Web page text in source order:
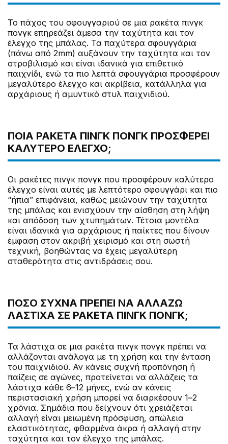
Το πάχος του σφουγγαριού σε μια ρακέτα πινγκ
πονγκ επηρεάζει άμεσα την ταχύτητα και τον
έλεγχο της μπάλας. Τα παχύτερα σφουγγάρια
(πάνω από 2mm) αυξάνουν την ταχύτητα και τον
στροβιλισμό και είναι ιδανικά για επιθετικό
παιχνίδι, ενώ τα πιο λεπτά σφουγγάρια προσφέρουν
μεγαλύτερο έλεγχο και ακρίβεια, κατάλληλα για
αρχάριους ή αμυντικό στυλ παιχνιδιού.
ΠΟΙΑ ΡΑΚΈΤΑ ΠΙΝΓΚ ΠΟΝΓΚ ΠΡΟΣΦΈΡΕΙ
ΚΑΛΎΤΕΡΟ ΈΛΕΓΧΟ;
Οι ρακέτες πινγκ πονγκ που προσφέρουν καλύτερο
έλεγχο είναι αυτές με λεπτότερο σφουγγάρι και πιο
“ήπια” επιφάνεια, καθώς μειώνουν την ταχύτητα
της μπάλας και ενισχύουν την αίσθηση στη λήψη
και απόδοση των χτυπημάτων. Τέτοια μοντέλα
είναι ιδανικά για αρχάριους ή παίκτες που δίνουν
έμφαση στον ακριβή χειρισμό και στη σωστή
τεχνική, βοηθώντας να έχεις μεγαλύτερη
σταθερότητα στις αντιδράσεις σου.
ΠΌΣΟ ΣΥΧΝΆ ΠΡΈΠΕΙ ΝΑ ΑΛΛΆΖΩ
ΛΆΣΤΙΧΑ ΣΕ ΡΑΚΈΤΑ ΠΙΝΓΚ ΠΟΝΓΚ;
Τα λάστιχα σε μια ρακέτα πινγκ πονγκ πρέπει να
αλλάζονται ανάλογα με τη χρήση και την ένταση
του παιχνιδιού. Αν κάνεις συχνή προπόνηση ή
παίζεις σε αγώνες, προτείνεται να αλλάζεις τα
λάστιχα κάθε 6–12 μήνες, ενώ αν κάνεις
περιστασιακή χρήση μπορεί να διαρκέσουν 1–2
χρόνια. Σημάδια που δείχνουν ότι χρειάζεται
αλλαγή είναι μειωμένη πρόσφυση, απώλεια
ελαστικότητας, φθαρμένα άκρα ή αλλαγή στην
ταχύτητα και τον έλεγχο της μπάλας.